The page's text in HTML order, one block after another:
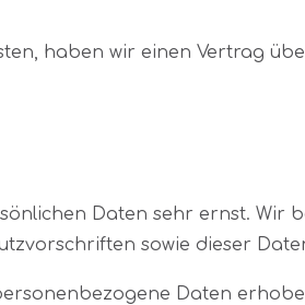
haben wir einen Vertrag
Daten sehr ernst. Wir
sowie dieser
Daten